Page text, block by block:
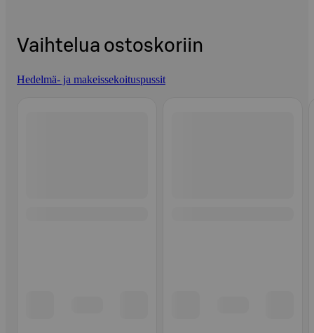
Vaihtelua ostoskoriin
Hedelmä- ja makeissekoituspussit